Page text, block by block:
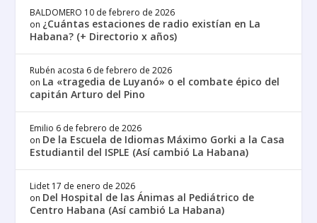
BALDOMERO 10 de febrero de 2026
on ¿Cuántas estaciones de radio existían en La
Habana? (+ Directorio x años)
Rubén acosta 6 de febrero de 2026
on La «tragedia de Luyanó» o el combate épico del
capitán Arturo del Pino
Emilio 6 de febrero de 2026
on De la Escuela de Idiomas Máximo Gorki a la Casa
Estudiantil del ISPLE (Así cambió La Habana)
Lidet 17 de enero de 2026
on Del Hospital de las Ánimas al Pediátrico de
Centro Habana (Así cambió La Habana)